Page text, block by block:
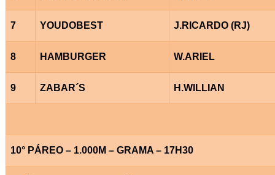
7 YOUDOBEST J.RICARDO (RJ)
8 HAMBURGER W.ARIEL
9 ZABAR´S H.WILLIAN
10° PÁREO – 1.000M – GRAMA – 17H30